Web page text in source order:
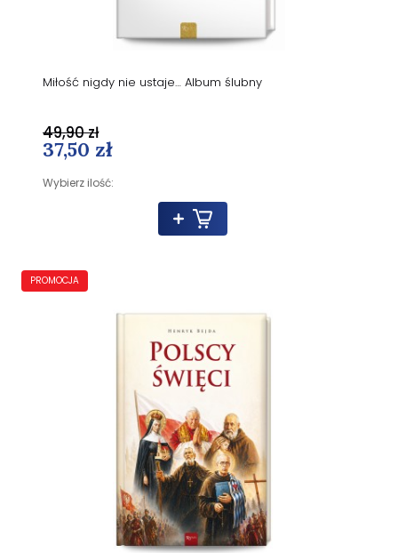
Miłość nigdy nie ustaje… Album ślubny
37,50 zł
Wybierz ilość:
49,90 zł
PROMOCJA